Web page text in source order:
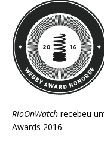
RioOnWatch recebeu
Awards 2016.